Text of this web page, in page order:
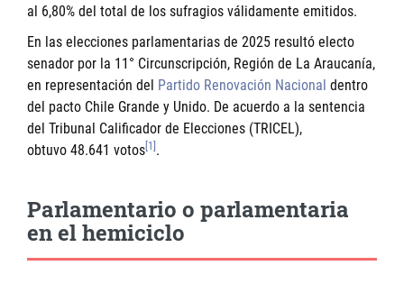
al 6,80% del total de los sufragios válidamente emitidos.
En las elecciones parlamentarias de 2025 resultó electo
senador por la 11° Circunscripción, Región de La Araucanía,
en representación del Partido Renovación Nacional dentro
del pacto Chile Grande y Unido. De acuerdo a la sentencia
del Tribunal Calificador de Elecciones (TRICEL),
obtuvo 48.641 votos [1] .
Parlamentario o parlamentaria
en el hemiciclo